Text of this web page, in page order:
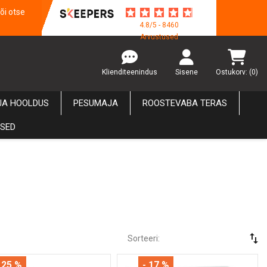
otse
4.8/5 - 8460
Arvustused
Klienditeenindus Sisene Ostukorv: (0)
HOOLDUS PESUMAJA ROOSTEVABA TERAS
Sorteeri: swap_vert